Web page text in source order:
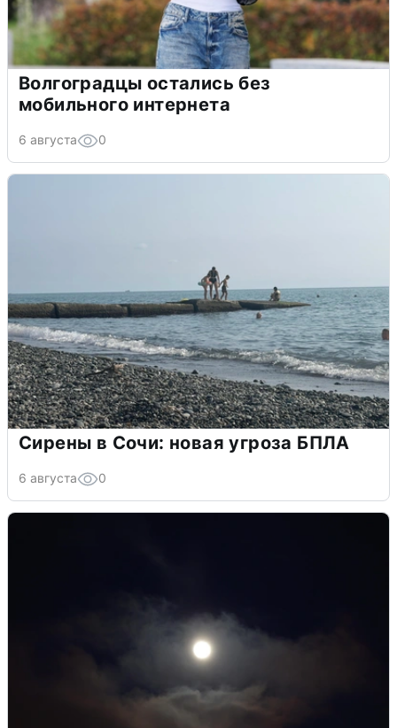
Волгоградцы остались без
мобильного интернета
6 августа 0
Сирены в Сочи: новая угроза БПЛА
6 августа 0